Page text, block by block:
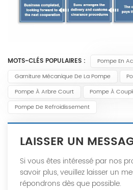
MOTS-CLÉS POPULAIRES :
Pompe En
Garniture Mécanique De La Pompe
Pompe À Arbre Court
Pompe À
Pompe De Refroidissement
LAISSER UN
Si vous êtes intéressé par nos
savoir plus, veuillez laisser un
répondrons dès que possible.